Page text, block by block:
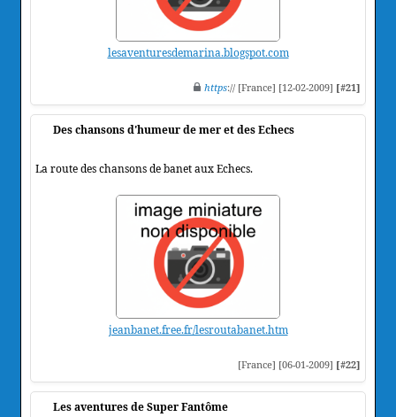
lesaventuresdemarina.blogspot.com
https:// [France] [12-02-2009] [#21]
Des chansons d'humeur de mer et des Echecs
La route des chansons de banet aux Echecs.
jeanbanet.free.fr/lesroutabanet.htm
[France] [06-01-2009] [#22]
Les aventures de Super Fantôme